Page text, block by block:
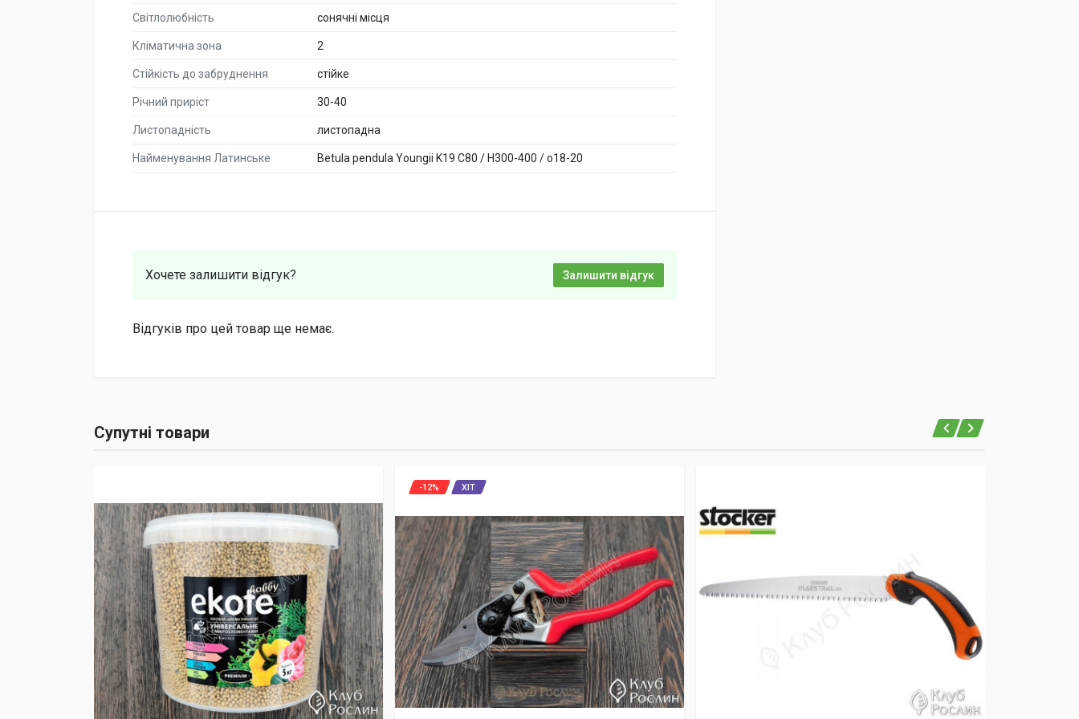
Світлолюбність сонячні місця
Кліматична зона 2
Стійкість до забруднення стійке
Річний приріст 30-40
Листопадність листопадна
Найменування Латинське Betula pendula Youngii K19 C80 / H300-400 / o18-20
Хочете залишити відгук? Залишити відгук
Відгуків про цей товар ще немає.
Супутні товари
-12% ХІТ